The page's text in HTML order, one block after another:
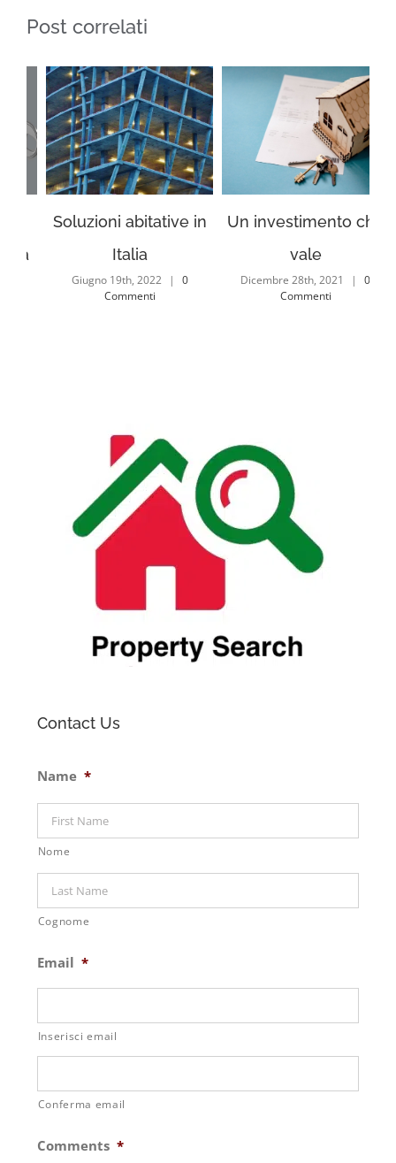
Post correlati
Un investimento che
vale
Dicembre 28th, 2021 |
0
Commenti
Scegli la tua casa
italiana
Giugno 19th, 2022 | 0
Commenti
Contact Us
Name *
Nome
Cognome
Email *
Inserisci email
Conferma email
Comments *